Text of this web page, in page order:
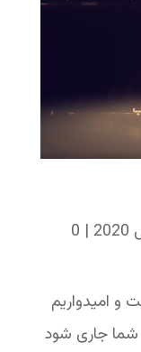
| 0
و امیدواریم
شما جاری شود